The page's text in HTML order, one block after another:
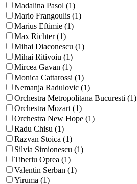
Madalina Pasol (1)
Mario Frangoulis (1)
Marius Eftimie (1)
Max Richter (1)
Mihai Diaconescu (1)
Mihai Ritivoiu (1)
Mircea Gavan (1)
Monica Cattarossi (1)
Nemanja Radulovic (1)
Orchestra Metropolitana Bucuresti (1)
Orchestra Mozart (1)
Orchestra New Hope (1)
Radu Chisu (1)
Razvan Stoica (1)
Silvia Simionescu (1)
Tiberiu Oprea (1)
Valentin Serban (1)
Yiruma (1)